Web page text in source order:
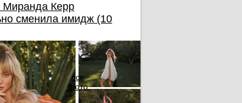
Миранда Керр
сменила имидж (10
все
фото